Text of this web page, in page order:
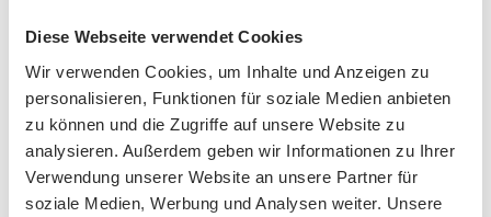
Diese Webseite verwendet Cookies
Wir verwenden Cookies, um Inhalte und Anzeigen zu
personalisieren, Funktionen für soziale Medien anbieten
zu können und die Zugriffe auf unsere Website zu
analysieren. Außerdem geben wir Informationen zu Ihrer
Verwendung unserer Website an unsere Partner für
soziale Medien, Werbung und Analysen weiter. Unsere
Termin:Samstag, 22. November 2025
Beginn:14.30 Uhr (Einlass und Registrierung ab
14.00 Uhr)
Ort:Restaurant Olympia-Schießanlage